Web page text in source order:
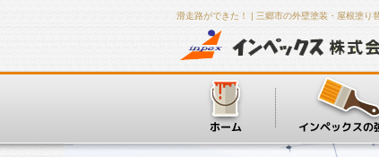
滑走路ができた！ | 三郷市の外壁塗装・屋根塗り